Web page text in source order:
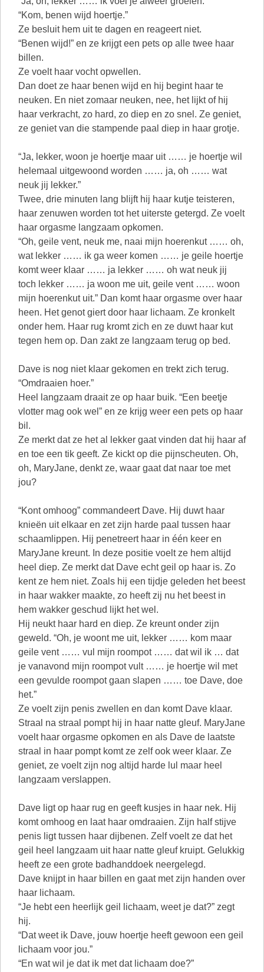
“Kom, benen wijd hoertje.”
Ze besluit hem uit te dagen en reageert niet.
“Benen wijd!” en ze krijgt een pets op alle twee haar
billen.
Ze voelt haar vocht opwellen.
Dan doet ze haar benen wijd en hij begint haar te
neuken. En niet zomaar neuken, nee, het lijkt of hij
haar verkracht, zo hard, zo diep en zo snel. Ze geniet,
ze geniet van die stampende paal diep in haar grotje.
“Ja, lekker, woon je hoertje maar uit …… je hoertje wil
helemaal uitgewoond worden …… ja, oh …… wat
neuk jij lekker.”
Twee, drie minuten lang blijft hij haar kutje teisteren,
haar zenuwen worden tot het uiterste getergd. Ze voelt
haar orgasme langzaam opkomen.
“Oh, geile vent, neuk me, naai mijn hoerenkut …… oh,
wat lekker …… ik ga weer komen …… je geile hoertje
komt weer klaar …… ja lekker …… oh wat neuk jij
toch lekker …… ja woon me uit, geile vent …… woon
mijn hoerenkut uit.” Dan komt haar orgasme over haar
heen. Het genot giert door haar lichaam. Ze kronkelt
onder hem. Haar rug kromt zich en ze duwt haar kut
tegen hem op. Dan zakt ze langzaam terug op bed.
Dave is nog niet klaar gekomen en trekt zich terug.
“Omdraaien hoer.”
Heel langzaam draait ze op haar buik. “Een beetje
vlotter mag ook wel” en ze krijg weer een pets op haar
bil.
Ze merkt dat ze het al lekker gaat vinden dat hij haar af
en toe een tik geeft. Ze kickt op die pijnscheuten. Oh,
oh, MaryJane, denkt ze, waar gaat dat naar toe met
jou?
“Kont omhoog” commandeert Dave. Hij duwt haar
knieën uit elkaar en zet zijn harde paal tussen haar
schaamlippen. Hij penetreert haar in één keer en
MaryJane kreunt. In deze positie voelt ze hem altijd
heel diep. Ze merkt dat Dave echt geil op haar is. Zo
kent ze hem niet. Zoals hij een tijdje geleden het beest
in haar wakker maakte, zo heeft zij nu het beest in
hem wakker geschud lijkt het wel.
Hij neukt haar hard en diep. Ze kreunt onder zijn
geweld. “Oh, je woont me uit, lekker …… kom maar
geile vent …… vul mijn roompot …… dat wil ik … dat
je vanavond mijn roompot vult …… je hoertje wil met
een gevulde roompot gaan slapen …… toe Dave, doe
het.”
Ze voelt zijn penis zwellen en dan komt Dave klaar.
Straal na straal pompt hij in haar natte gleuf. MaryJane
voelt haar orgasme opkomen en als Dave de laatste
straal in haar pompt komt ze zelf ook weer klaar. Ze
geniet, ze voelt zijn nog altijd harde lul maar heel
langzaam verslappen.
Dave ligt op haar rug en geeft kusjes in haar nek. Hij
komt omhoog en laat haar omdraaien. Zijn half stijve
penis ligt tussen haar dijbenen. Zelf voelt ze dat het
geil heel langzaam uit haar natte gleuf kruipt. Gelukkig
heeft ze een grote badhanddoek neergelegd.
Dave knijpt in haar billen en gaat met zijn handen over
haar lichaam.
“Je hebt een heerlijk geil lichaam, weet je dat?” zegt
hij.
“Dat weet ik Dave, jouw hoertje heeft gewoon een geil
lichaam voor jou.”
“En wat wil je dat ik met dat lichaam doe?”